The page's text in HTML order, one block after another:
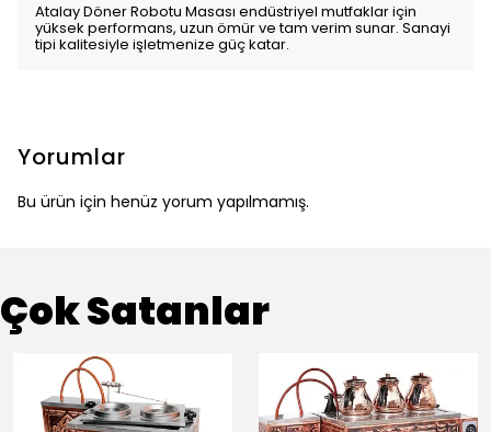
Atalay Döner Robotu Masası endüstriyel mutfaklar için
yüksek performans, uzun ömür ve tam verim sunar. Sanayi
tipi kalitesiyle işletmenize güç katar.
Yorumlar
Bu ürün için henüz yorum yapılmamış.
Çok Satanlar